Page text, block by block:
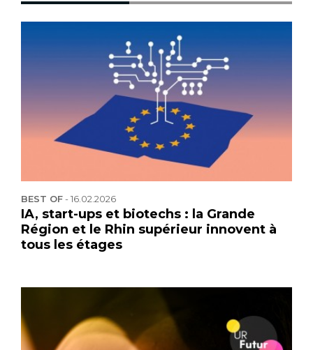
BEST OF-16.02.2026
IA, start-ups et biotechs : la Grande
Région et le Rhin supérieur innovent à
tous les étages